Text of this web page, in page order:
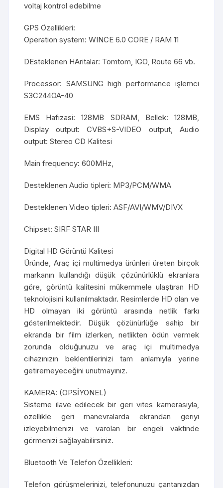
voltaj kontrol edebilme
GPS Özellikleri:
Operation system: WINCE 6.0 CORE / RAM 11
DEsteklenen HAritalar: Tomtom, IGO, Route 66 vb.
Processor: SAMSUNG high performance işlemci
S3C244OA-40
EMS Hafizasi: 128MB SDRAM, Bellek: 128MB,
Display output: CVBS+S-VIDEO output, Audio
output: Stereo CD Kalitesi
Main frequency: 600MHz,
Desteklenen Audio tipleri: MP3/PCM/WMA
Desteklenen Video tipleri: ASF/AVI/WMV/DIVX
Chipset: SIRF STAR III
Digital HD Görüntü Kalitesi
Üründe, Araç içi multimedya ürünleri üreten birçok
markanın kullandığı düşük çözünürlüklü ekranlara
göre, görüntü kalitesini mükemmele ulaştıran HD
teknolojisini kullanılmaktadır. Resimlerde HD olan ve
HD olmayan iki görüntü arasında netlik farkı
gösterilmektedir. Düşük çözünürlüğe sahip bir
ekranda bir film izlerken, netlikten ödün vermek
zorunda olduğunuzu ve araç içi multimedya
cihazınızın beklentilerinizi tam anlamıyla yerine
getiremeyeceğini unutmayınız.
KAMERA: (OPSİYONEL)
Sisteme ilave edilecek bir geri vites kamerasıyla,
özellikle geri manevralarda ekrandan geriyi
izleyebilmenizi ve varolan bir engeli vaktinde
görmenizi sağlayabilirsiniz.
Bluetooth Ve Telefon Özellikleri:
Telefon görüşmelerinizi, telefonunuzu çantanızdan